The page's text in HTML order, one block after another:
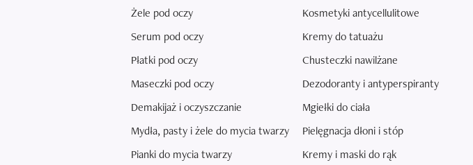
Żele pod oczy
Serum pod oczy
Płatki pod oczy
Maseczki pod oczy
Demakijaż i oczyszczanie
Mydła, pasty i żele do mycia twarzy
Pianki do mycia twarzy
Kosmetyki antycellulitowe
Kremy do tatuażu
Chusteczki nawilżane
Dezodoranty i antyperspiranty
Mgiełki do ciała
Pielęgnacja dłoni i stóp
Kremy i maski do rąk